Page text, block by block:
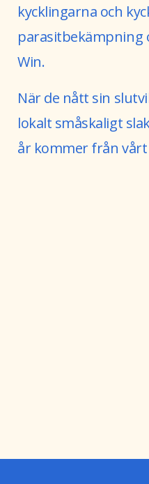
kycklingarna och
parasitbekämpning
Win.
När de nått sin
lokalt småskaligt
år kommer från